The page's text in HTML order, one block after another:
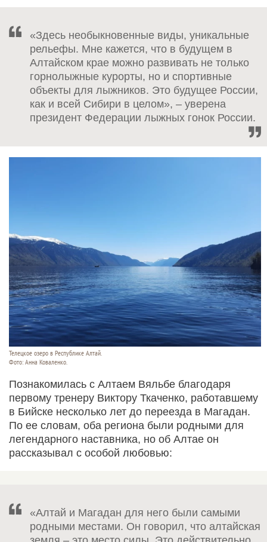
«Здесь необыкновенные виды, уникальные
рельефы. Мне кажется, что в будущем в
Алтайском крае можно развивать не только
горнолыжные курорты, но и спортивные
объекты для лыжников. Это будущее России,
как и всей Сибири в целом», – уверена
президент Федерации лыжных гонок России.
Телецкое озеро в Республике Алтай.
Фото: Анна Коваленко.
Познакомилась с Алтаем Вяльбе благодаря
первому тренеру Виктору Ткаченко, работавшему
в Бийске несколько лет до переезда в Магадан.
По ее словам, оба региона были родными для
легендарного наставника, но об Алтае он
рассказывал с особой любовью:
«Алтай и Магадан для него были самыми
родными местами. Он говорил, что алтайская